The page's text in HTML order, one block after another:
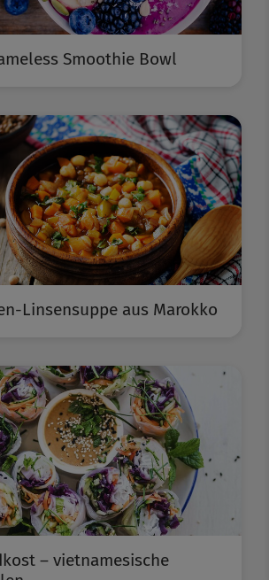
Smoothie Bowl
Linsensuppe aus Marokko
– vietnamesische